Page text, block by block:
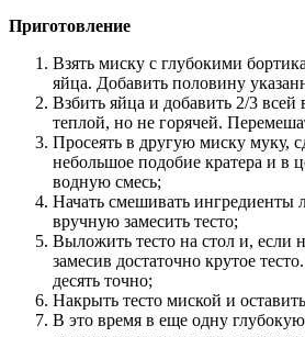
Приготовление
Взять миску с глубокими
яйца. Добавить половину
Взбить яйца и добавить 2/3
теплой, но не горячей.
Просеять в другую миску муку,
небольшое подобие кратера и в
водную смесь;
Начать смешивать ингредиенты
вручную замесить тесто;
Выложить тесто на стол и, если
замесив достаточно крутое
десять точно;
Накрыть тесто миской и
В это время в еще одну